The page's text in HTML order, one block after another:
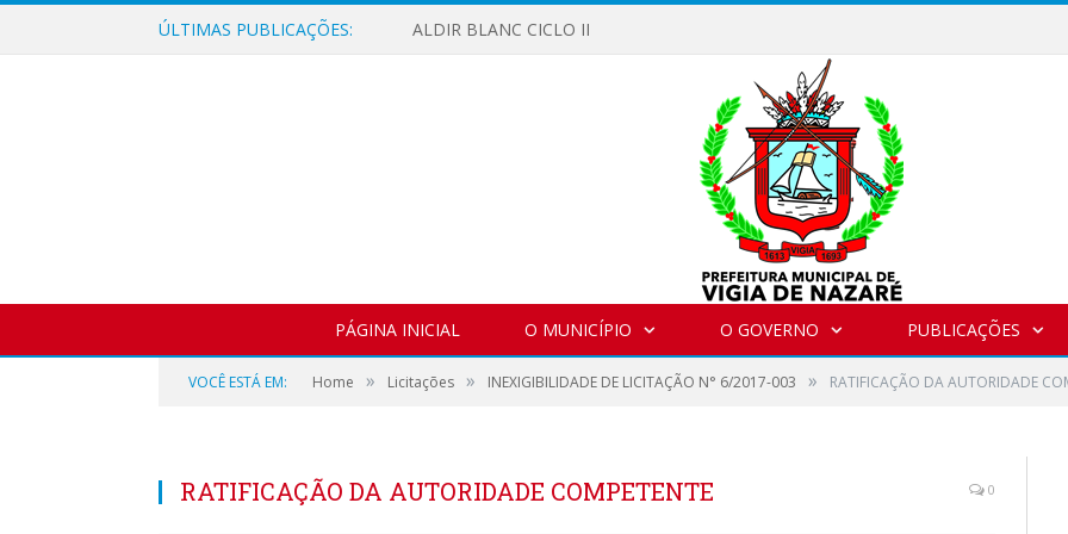
ÚLTIMAS PUBLICAÇÕES: ALDIR BLANC CICLO II
PÁGINA INICIAL O MUNICÍPIO O GOVERNO PUBLICAÇÕES
VOCÊ ESTÁ EM: Home » Licitações » INEXIGIBILIDADE DE LICITAÇÃO N° 6/2017-003 » RATIFICAÇÃO DA AUTORIDADE
RATIFICAÇÃO DA AUTORIDADE COMPETENTE 0